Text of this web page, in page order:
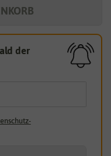
der